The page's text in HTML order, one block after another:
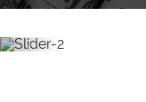
Previous